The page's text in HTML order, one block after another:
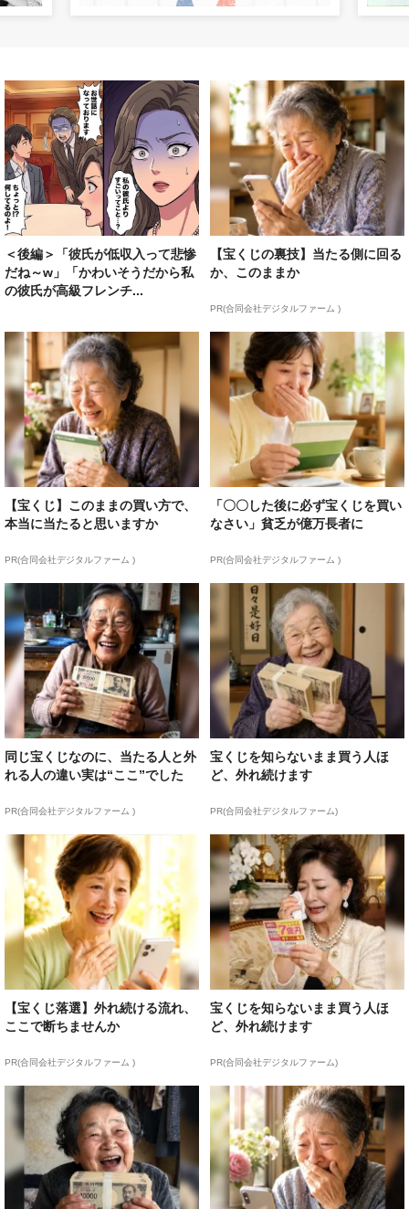
＜後編＞「彼氏が低収入って悲惨
だね～w」「かわいそうだから私
の彼氏が高級フレンチ...
【宝くじの裏技】当たる側に回る
か、このままか
PR(合同会社デジタルファーム )
【宝くじ】このままの買い方で、
本当に当たると思いますか
PR(合同会社デジタルファーム )
「〇〇した後に必ず宝くじを買い
なさい」貧乏が億万長者に
PR(合同会社デジタルファーム )
同じ宝くじなのに、当たる人と外
れる人の違い実は“ここ”でした
PR(合同会社デジタルファーム )
宝くじを知らないまま買う人ほ
ど、外れ続けます
PR(合同会社デジタルファーム)
【宝くじ落選】外れ続ける流れ、
ここで断ちませんか
PR(合同会社デジタルファーム )
宝くじを知らないまま買う人ほ
ど、外れ続けます
PR(合同会社デジタルファーム)